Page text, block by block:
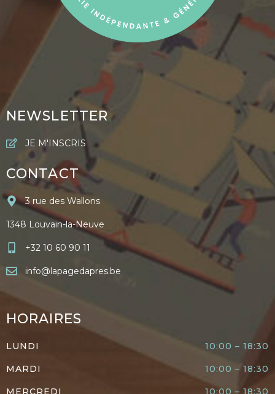
NEWSLETTER
JE M'INSCRIS
CONTACT
3 rue des Wallons
1348 Louvain-la-Neuve
+32 10 60 90 11
info@lapagedapres.be
HORAIRES
LUNDI
MARDI
MERCREDI
10:00 – 18:30
10:00 – 18:30
10:00 – 18:30